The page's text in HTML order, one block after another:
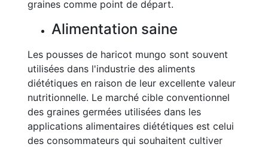
graines comme point de départ.
Alimentation saine
Les pousses de haricot mungo sont souvent
utilisées dans l'industrie des aliments
diététiques en raison de leur excellente valeur
nutritionnelle. Le marché cible conventionnel
des graines germées utilisées dans les
applications alimentaires diététiques est celui
des consommateurs qui souhaitent cultiver